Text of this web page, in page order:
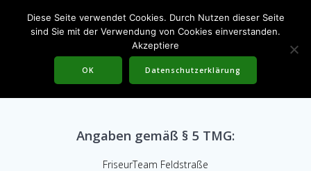
to
content
Impressum
Angaben gemäß § 5 TMG:
FriseurTeam Feldstraße
Diese Seite verwendet Cookies. Durch Nutzen dieser Seite
sind Sie mit der Verwendung von Cookies einverstanden.
Akzeptiere
OK Datenschutzerklärung